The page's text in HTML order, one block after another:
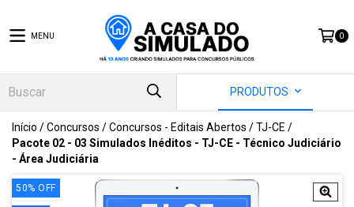
MENU 0
PRODUTOS
Início /Concursos /Concursos - Editais Abertos /TJ-CE /
Pacote 02 - 03 Simulados Inéditos - TJ-CE - Técnico Judiciário
- Área Judiciária
50% OFF